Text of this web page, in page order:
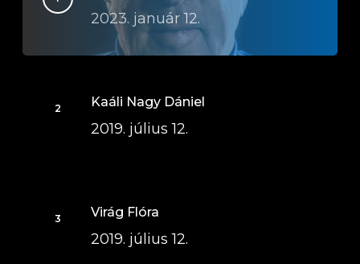
2023. január 12.
Kaáli Nagy Dániel
2019. július 12.
Virág Flóra
2019. július 12.